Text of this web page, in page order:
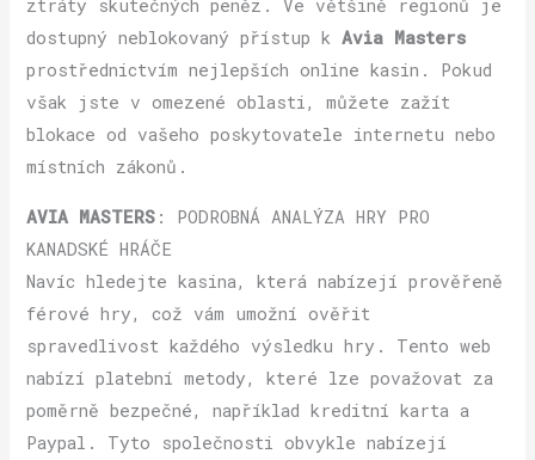
ztráty skutečných peněz. Ve většině regionů je
dostupný neblokovaný přístup kAvia Masters
prostřednictvím nejlepších online kasin. Pokud
však jste v omezené oblasti, můžete zažít
blokace od vašeho poskytovatele internetu nebo
místních zákonů.
AVIA MASTERS : PODROBNÁ ANALÝZA HRY PRO
KANADSKÉ HRÁČE
Navíc hledejte kasina, která nabízejí prověřeně
férové hry, což vám umožní ověřit
spravedlivost každého výsledku hry. Tento web
nabízí platební metody, které lze považovat za
poměrně bezpečné, například kreditní karta a
Paypal. Tyto společnosti obvykle nabízejí